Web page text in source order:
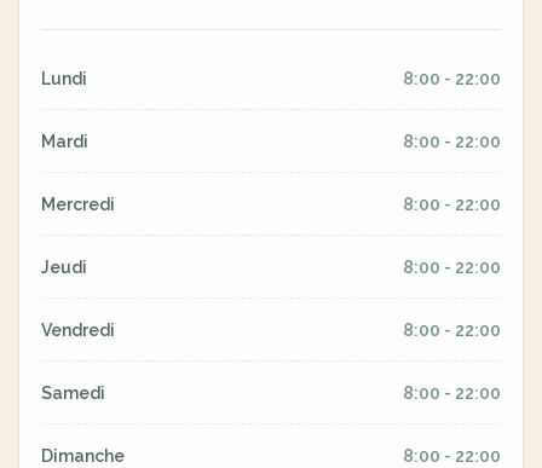
Lundi 8:00 - 22:00
Mardi 8:00 - 22:00
Mercredi 8:00 - 22:00
Jeudi 8:00 - 22:00
Vendredi 8:00 - 22:00
Samedi 8:00 - 22:00
Dimanche 8:00 - 22:00